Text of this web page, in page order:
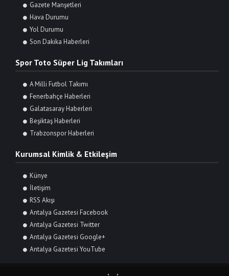
Gazete Manşetleri
Hava Durumu
Yol Durumu
Son Dakika Haberleri
Spor Toto Süper Lig Takımları
A Milli Futbol Takımı
Fenerbahçe Haberleri
Galatasaray Haberleri
Beşiktaş Haberleri
Trabzonspor Haberleri
Kurumsal Kimlik & Etkileşim
Künye
İletişim
RSS Akışı
Antalya Gazetesi Facebook
Antalya Gazetesi Twitter
Antalya Gazetesi Google+
Antalya Gazetesi YouTube